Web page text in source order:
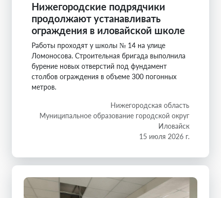
Нижегородские подрядчики
продолжают устанавливать
ограждения в иловайской школе
Работы проходят у школы № 14 на улице
Ломоносова. Строительная бригада выполнила
бурение новых отверстий под фундамент
столбов ограждения в объеме 300 погонных
метров.
Нижегородская область
Муниципальное образование городской округ
Иловайск
15 июля 2026 г.